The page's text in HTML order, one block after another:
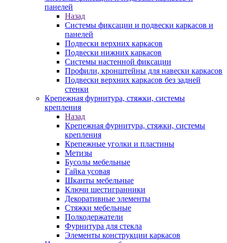
панелей
Назад
Системы фиксации и подвески каркасов и
панелей
Подвески верхних каркасов
Подвески нижних каркасов
Системы настенной фиксации
Профили, кронштейны для навески каркасов
Подвески верхних каркасов без задней
стенки
Крепежная фурнитура, стяжки, системы
крепления
Назад
Крепежная фурнитура, стяжки, системы
крепления
Крепежные уголки и пластины
Метизы
Бусолы мебельные
Гайка усовая
Шканты мебельные
Ключи шестигранники
Декоративные элементы
Стяжки мебельные
Полкодержатели
Фурнитура для стекла
Элементы конструкции каркасов